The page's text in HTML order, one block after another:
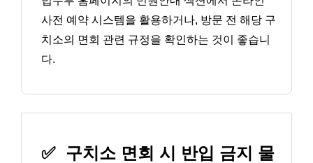
사전 예약 시스템을 활용하거나, 방문 전 해당 구
치소의 면회 관련 규정을 확인하는 것이 좋습니
다.
✅
구치소 면회 시 반입 금지 물